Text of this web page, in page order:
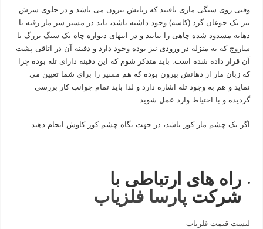
وقتی روی سنگی ماری یافتید که زبانش بیرون می باشد و در جلوی سرش
نیز یک جوغان گرد (کاسه) وجود داشته باشد، باید در مسیر سر مار رفته تا
دهانه مسدود شده چاهی را بیابید و در انتهای دیواره چاه یک سنگ بزرگ یا
ساروج که به منزله در ورودی نیز بوده وجود دارد و دفینه آن در اتاقی پشت
آن قرار داده شده است. باید متذکر شوم که این دفینه دارای تله بوده چرا
که زبان مار از دهانش بیرون بوده که هم مسیر را برای شما تعیین می
نماید و هم به وجود تله اشاره دارد و لذا باید تمام جوانب کار بررسی
گردیده و با احتیاط وارد عمل شوید.
اگر یک چشم مار کور باشد، در جهت نگاه چشم کور کاوش انجام دهید.
راه های ارتباطی با
شرکت پارسا فلزیاب
لیست قیمت فلزیاب